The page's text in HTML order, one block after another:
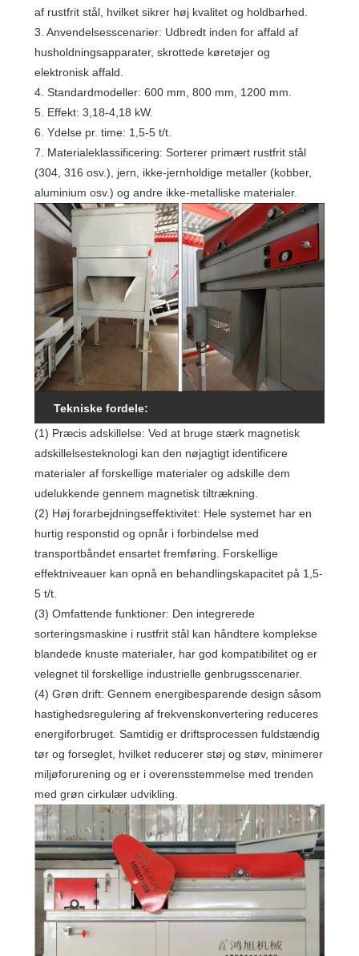
af rustfrit stål, hvilket sikrer høj kvalitet og holdbarhed.
3. Anvendelsesscenarier: Udbredt inden for affald af
husholdningsapparater, skrottede køretøjer og
elektronisk affald.
4. Standardmodeller: 600 mm, 800 mm, 1200 mm.
5. Effekt: 3,18-4,18 kW.
6. Ydelse pr. time: 1,5-5 t/t.
7. Materialeklassificering: Sorterer primært rustfrit stål
(304, 316 osv.), jern, ikke-jernholdige metaller (kobber,
aluminium osv.) og andre ikke-metalliske materialer.
Tekniske fordele:
(1) Præcis adskillelse: Ved at bruge stærk magnetisk
adskillelsesteknologi kan den nøjagtigt identificere
materialer af forskellige materialer og adskille dem
udelukkende gennem magnetisk tiltrækning.
(2) Høj forarbejdningseffektivitet: Hele systemet har en
hurtig responstid og opnår i forbindelse med
transportbåndet ensartet fremføring. Forskellige
effektniveauer kan opnå en behandlingskapacitet på 1,5-
5 t/t.
(3) Omfattende funktioner: Den integrerede
sorteringsmaskine i rustfrit stål kan håndtere komplekse
blandede knuste materialer, har god kompatibilitet og er
velegnet til forskellige industrielle genbrugsscenarier.
(4) Grøn drift: Gennem energibesparende design såsom
hastighedsregulering af frekvenskonvertering reduceres
energiforbruget. Samtidig er driftsprocessen fuldstændig
tør og forseglet, hvilket reducerer støj og støv, minimerer
miljøforurening og er i overensstemmelse med trenden
med grøn cirkulær udvikling.